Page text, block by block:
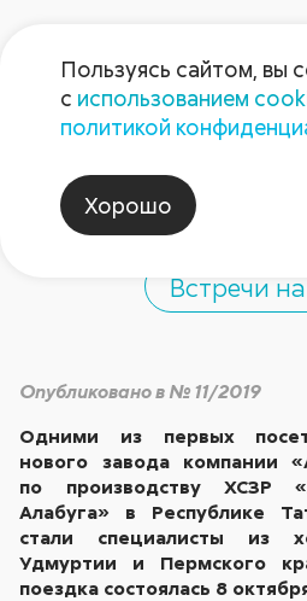
«Август-
первые
Встречи
Опубликовано в № 11/2019
Одними из первых
нового завода компании
по производству ХСЗР
Алабуга» в Республике
стали специалисты из
Удмуртии и Пермского
поездка состоялась 8
Пользуясь сайтом, вы
с использованием
политикой
Хорошо